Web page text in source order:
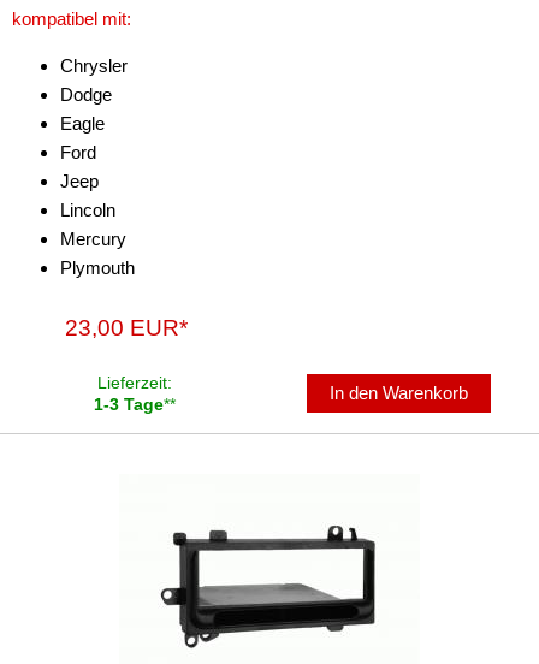
Antennenstab
Antennenstecker
Antennenverstärker
Antennenzubehör
Aux-In-Adapter
Bluetooth
kompatibel mit:
Chrysler
Dodge
Eagle
Ford
Jeep
Lincoln
Mercury
Plymouth
23,00 EUR*
Lieferzeit:
1-3 Tage**
In den Warenkorb